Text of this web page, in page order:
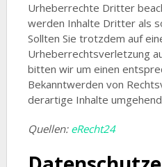
Urheberrechte Dritter
werden Inhalte Dritter als
Sollten Sie trotzdem auf
Urheberrechtsverletzung
bitten wir um einen
Bekanntwerden von
derartige Inhalte
Quellen: eRecht24